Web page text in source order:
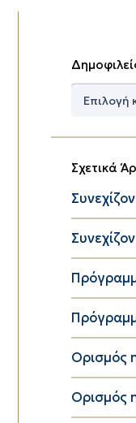
Δημοφιλείς
Σχετικά
Ορισμός
Ορισμός